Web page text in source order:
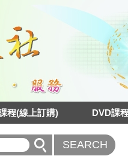
程(線上訂購) DVD課